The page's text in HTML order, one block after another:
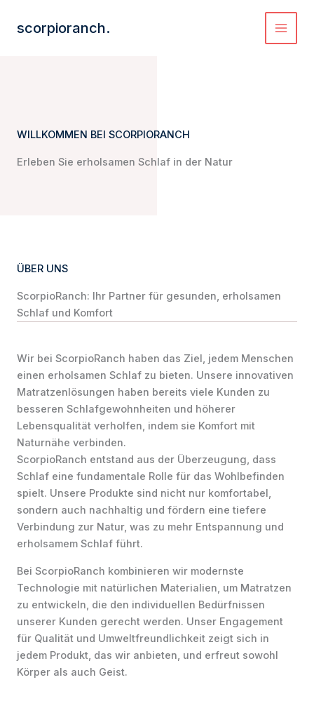
Inhaltscorpioranch.
WILLKOMMEN BEI SCORPIORANCH
Erleben Sie erholsamen Schlaf in der Natur
ÜBER UNS
ScorpioRanch: Ihr Partner für gesunden, erholsamen
Schlaf und Komfort
Wir bei ScorpioRanch haben das Ziel, jedem Menschen
einen erholsamen Schlaf zu bieten. Unsere innovativen
Matratzenlösungen haben bereits viele Kunden zu
besseren Schlafgewohnheiten und höherer
Lebensqualität verholfen, indem sie Komfort mit
Naturnähe verbinden.
ScorpioRanch entstand aus der Überzeugung, dass
Schlaf eine fundamentale Rolle für das Wohlbefinden
spielt. Unsere Produkte sind nicht nur komfortabel,
sondern auch nachhaltig und fördern eine tiefere
Verbindung zur Natur, was zu mehr Entspannung und
erholsamem Schlaf führt.
Bei ScorpioRanch kombinieren wir modernste
Technologie mit natürlichen Materialien, um Matratzen
zu entwickeln, die den individuellen Bedürfnissen
unserer Kunden gerecht werden. Unser Engagement
für Qualität und Umweltfreundlichkeit zeigt sich in
jedem Produkt, das wir anbieten, und erfreut sowohl
Körper als auch Geist.